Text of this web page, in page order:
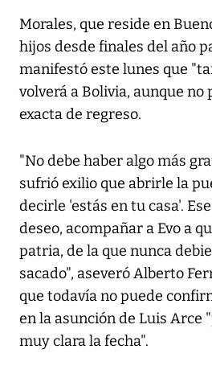
Morales, que reside en
hijos desde finales del año
manifestó este lunes que
volverá a Bolivia, aunque no
exacta de regreso.
"No debe haber algo más
sufrió exilio que abrirle la
decirle 'estás en tu casa'.
deseo, acompañar a Evo a
patria, de la que nunca
sacado", aseveró Alberto
que todavía no puede
en la asunción de Luis Arce
muy clara la fecha".